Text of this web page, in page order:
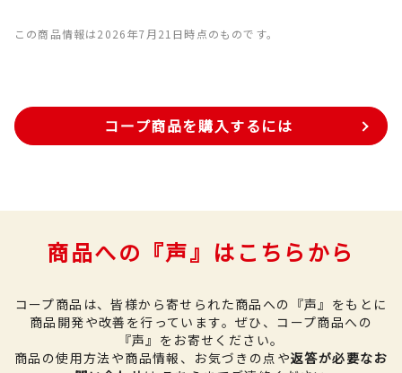
この商品情報は2026年7月21日時点のものです。
コープ商品を購入するには
商品への『声』はこちらから
コープ商品は、皆様から寄せられた商品への『声』をもとに
商品開発や改善を行っています。 ぜひ、コープ商品への
『声』をお寄せください。
商品の使用方法や商品情報、お気づきの点や返答が必要なお